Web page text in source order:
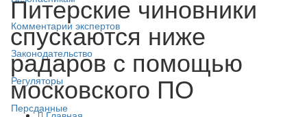
Комментарии экспертов
Законодательство
Регуляторы
Персданные
Питерские чиновники
спускаются ниже
радаров с помощью
московского ПО